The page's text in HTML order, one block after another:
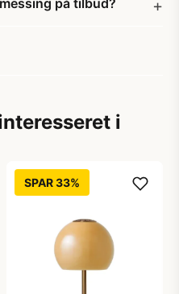
på tilbud?
i
SPAR 33%